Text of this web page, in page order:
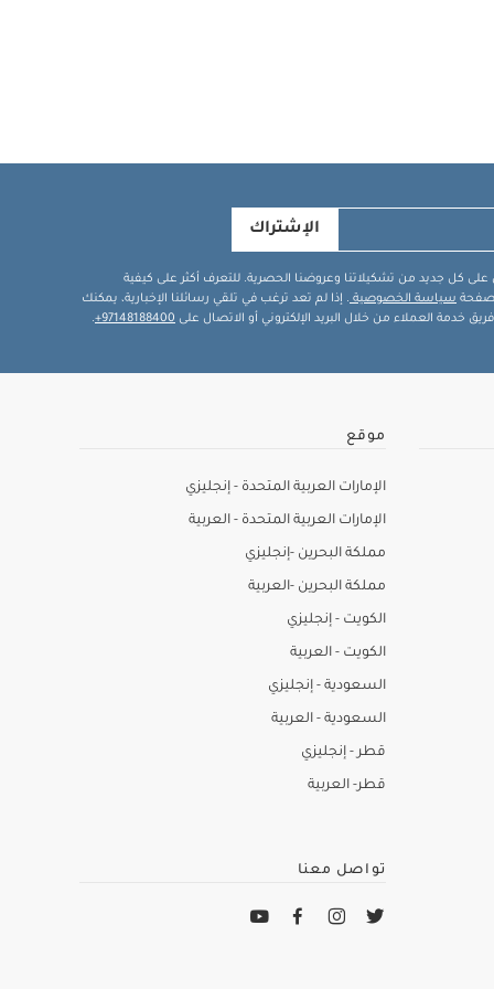
الإشتراك
على كل جديد من تشكيلاتنا وعروضنا الحصرية. للتعرف أكثر على كيفية
صفحة سياسة الخصوصية . إذا لم تعد ترغب في تلقي رسائلنا الإخبارية، يمكنك
خدمة العملاء من خلال البريد الإلكتروني أو الاتصال على 97148188400+
.
موقع
الإمارات العربية المتحدة - إنجليزي
الإمارات العربية المتحدة - العربية
مملكة البحرين -إنجليزي
مملكة البحرين -العربية
الكويت - إنجليزي
الكويت - العربية
السعودية - إنجليزي
السعودية - العربية
قطر - إنجليزي
قطر- العربية
تواصل معنا